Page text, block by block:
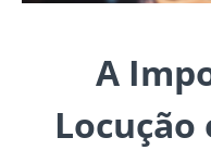
A
Locução